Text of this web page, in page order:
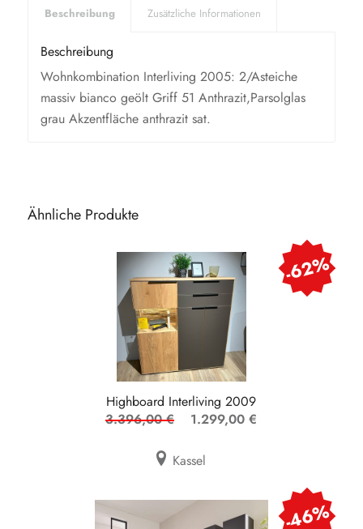
Beschreibung Zusätzliche Informationen
Beschreibung
Wohnkombination Interliving 2005: 2/Asteiche
massiv bianco geölt Griff 51 Anthrazit,Parsolglas
grau Akzentfläche anthrazit sat.
Ähnliche Produkte
Highboard Interliving 2009
3.396,00 €
1.299,00 €
Kassel
-62%
-46%